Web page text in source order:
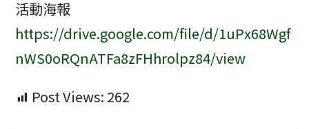
活動海報
https://drive.google.com/file/d/1uPx68Wgf
nWS0oRQnATFa8zFHhrolpz84/view
Post Views: 262